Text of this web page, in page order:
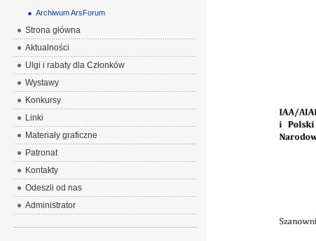
Archiwum ArsForum
Strona główna
Aktualności
Ulgi i rabaty dla Członków
Wystawy
Konkursy
Linki
Materiały graficzne
Patronat
Kontakty
Odeszli od nas
Administrator